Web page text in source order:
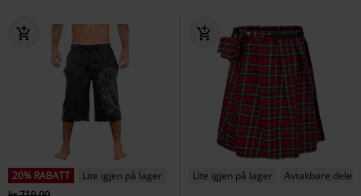
20% RABATT
Lite igjen på lager
Lite igjen på lager Avtakbare deler